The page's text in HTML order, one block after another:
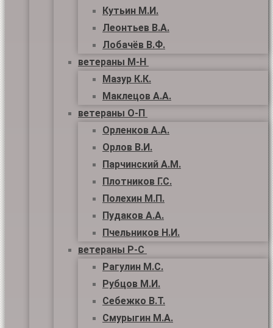
Кутьин М.И.
Леонтьев В.А.
Лобачёв В.Ф.
ветераны М-Н
Мазур К.К.
Маклецов А.А.
ветераны О-П
Орленков А.А.
Орлов В.И.
Парчинский А.М.
Плотников Г.С.
Полехин М.П.
Пудаков А.А.
Пчельников Н.И.
ветераны Р-С
Рагулин М.С.
Рубцов М.И.
Себежко В.Т.
Смурыгин М.А.